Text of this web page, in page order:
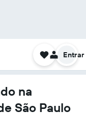
Entrar
na
São Paulo